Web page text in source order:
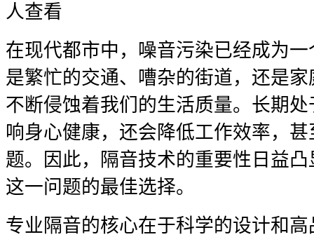
人查看
在现代都市中，噪音污染已经成为
是繁忙的交通、嘈杂的街道，还是
不断侵蚀着我们的生活质量。长期
响身心健康，还会降低工作效率，
题。因此，隔音技术的重要性日益
这一问题的最佳选择。
专业隔音的核心在于科学的设计和